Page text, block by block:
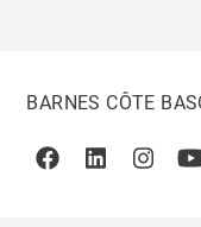
BARNES CÔTE
FacebookLinkedin